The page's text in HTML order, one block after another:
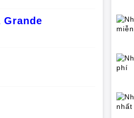
Grande